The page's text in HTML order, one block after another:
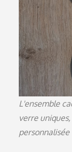
L'ensemble
verre
personnalisée